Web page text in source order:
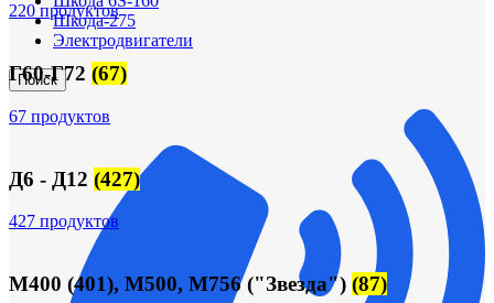
Шкода-275
Электродвигатели
Поиск
220 продуктов
Г60-Г72 (67)
67 продуктов
Д6 - Д12 (427)
427 продуктов
М400 (401), М500, М756 ("Звезда") (87)